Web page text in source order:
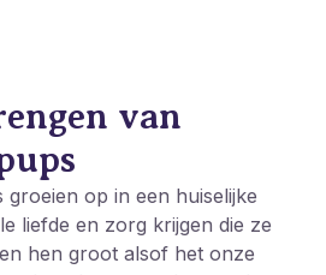
van
op in een huiselijke
liefde en zorg krijgen die ze
hen groot alsof het onze